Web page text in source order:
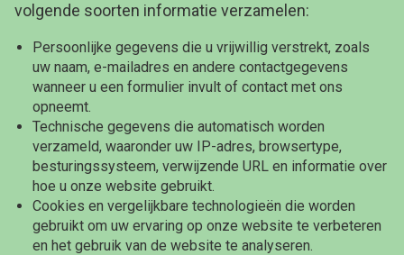
volgende soorten informatie verzamelen:
Persoonlijke gegevens die u vrijwillig verstrekt, zoals
uw naam, e-mailadres en andere contactgegevens
wanneer u een formulier invult of contact met ons
opneemt.
Technische gegevens die automatisch worden
verzameld, waaronder uw IP-adres, browsertype,
besturingssysteem, verwijzende URL en informatie over
hoe u onze website gebruikt.
Cookies en vergelijkbare technologieën die worden
gebruikt om uw ervaring op onze website te verbeteren
en het gebruik van de website te analyseren.